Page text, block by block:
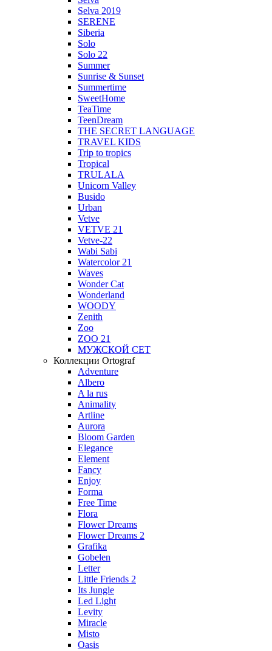
Selva 2019
SERENE
Siberia
Solo
Solo 22
Summer
Sunrise & Sunset
Summertime
SweetHome
TeaTime
TeenDream
THE SECRET LANGUAGE
TRAVEL KIDS
Trip to tropics
Tropical
TRULALA
Unicorn Valley
Busido
Urban
Vetve
VETVE 21
Vetve-22
Wabi Sabi
Watercolor 21
Waves
Wonder Cat
Wonderland
WOODY
Zenith
Zoo
ZOO 21
МУЖСКОЙ СЕТ
Коллекции Ortograf
Adventure
Albero
A la rus
Animality
Artline
Aurora
Bloom Garden
Elegance
Element
Fancy
Enjoy
Forma
Free Time
Flora
Flower Dreams
Flower Dreams 2
Grafika
Gobelen
Letter
Little Friends 2
Its Jungle
Led Light
Levity
Miracle
Misto
Oasis